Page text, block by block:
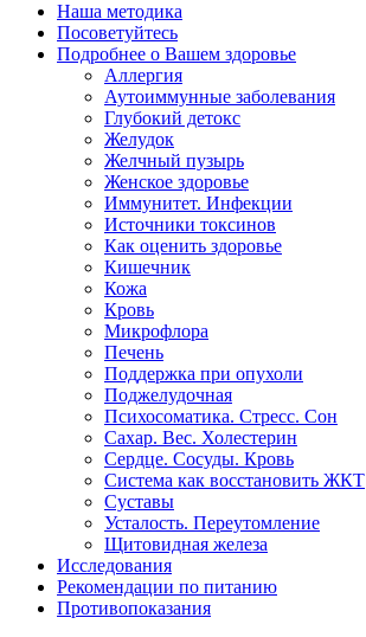
Наша методика
Посоветуйтесь
Подробнее о Вашем здоровье
Аллергия
Аутоиммунные заболевания
Глубокий детокс
Желудок
Желчный пузырь
Женское здоровье
Иммунитет. Инфекции
Источники токсинов
Как оценить здоровье
Кишечник
Кожа
Кровь
Микрофлора
Печень
Поддержка при опухоли
Поджелудочная
Психосоматика. Стресс. Сон
Сахар. Вес. Холестерин
Сердце. Сосуды. Кровь
Система как восстановить ЖКТ
Суставы
Усталость. Переутомление
Щитовидная железа
Исследования
Рекомендации по питанию
Противопоказания